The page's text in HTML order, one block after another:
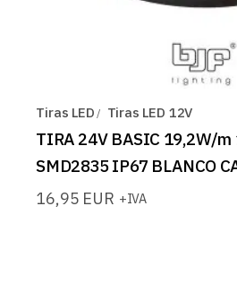
Tiras LED Tiras LED 12V
TIRA 24V BASIC 19,2W/
SMD2835 IP67 BLANCO
16,95 EUR +IVA